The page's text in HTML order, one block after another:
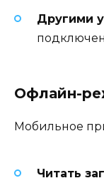
Другими
Офлайн-
Мобильное
Читать